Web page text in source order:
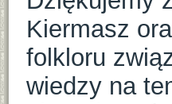
Kiermasz
folkloru
wiedzy na